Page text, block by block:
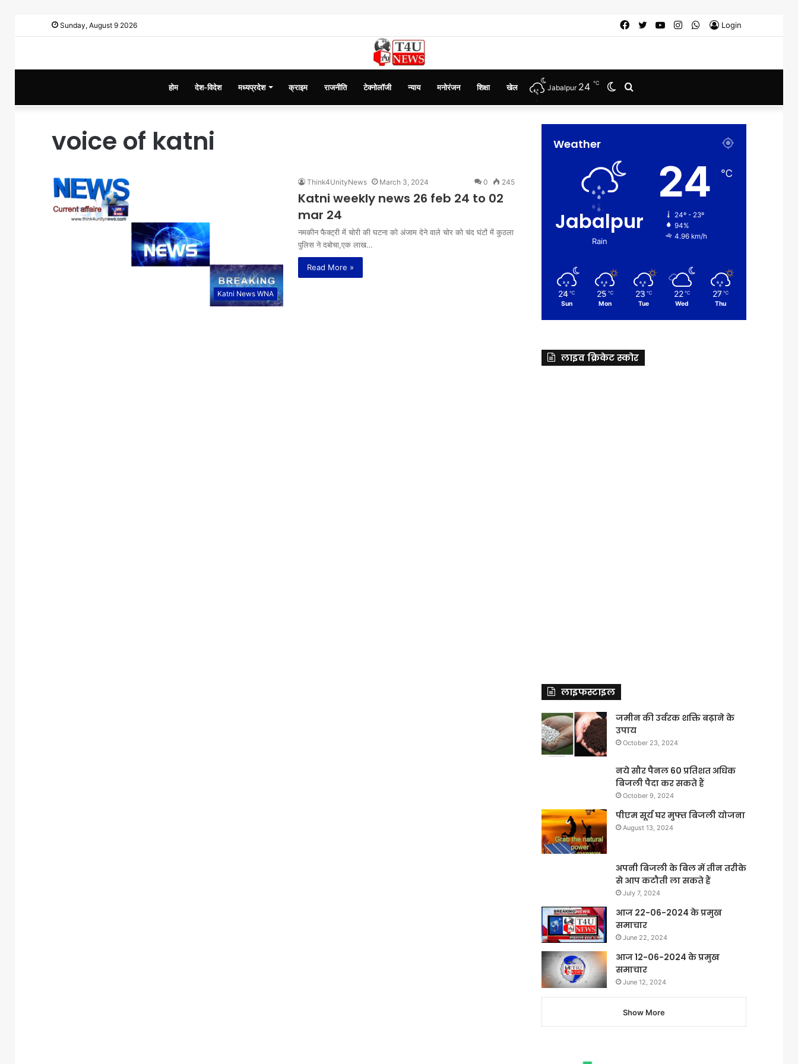
Sunday, August 9 2026 Login
WhatsApp
Instagram
YouTube
Twitter
Facebook
होम देश-विदेश मध्यप्रदेश क्राइम राजनीति टेक्नोलॉजी न्याय मनोरंजन शिक्षा खेल
for
Switch
skin
Jabalpur 24 ℃
voice of katni
Katni News WNA
Think4UnityNews March 3, 2024 0 245
Katni weekly news 26 feb 24 to 02
mar 24
नमकीन फैक्ट्री में चोरी की घटना को अंजाम देने वाले चोर को चंद घंटों में कुठला
पुलिस ने दबोचा,एक लाख…
Read More »
Weather
Jabalpur
Rain
24 ℃
24º - 23º
94%
4.96 km/h
24 ℃
Sun
25 ℃
Mon
23 ℃
Tue
22 ℃
Wed
27 ℃
Thu
लाइव क्रिकेट स्कोर
लाइफस्टाइल
जमीन की उर्वरक शक्ति बढ़ाने के
उपाय
October 23, 2024
नये सौर पैनल 60 प्रतिशत अधिक
बिजली पैदा कर सकते हैं
October 9, 2024
पीएम सूर्य घर मुफ्त बिजली योजना
August 13, 2024
अपनी बिजली के बिल में तीन तरीके
से आप कटौती ला सकते हैं
July 7, 2024
आज 22-06-2024 के प्रमुख
समाचार
June 22, 2024
आज 12-06-2024 के प्रमुख
समाचार
June 12, 2024
Show More